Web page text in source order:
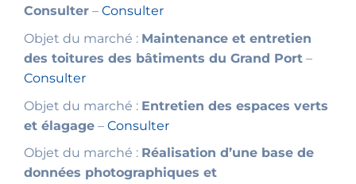
Consulter – Consulter
Objet du marché : Maintenance et entretien
des toitures des bâtiments du Grand Port –
Consulter
Objet du marché : Entretien des espaces verts
et élagage – Consulter
Objet du marché : Réalisation d’une base de
données photographiques et